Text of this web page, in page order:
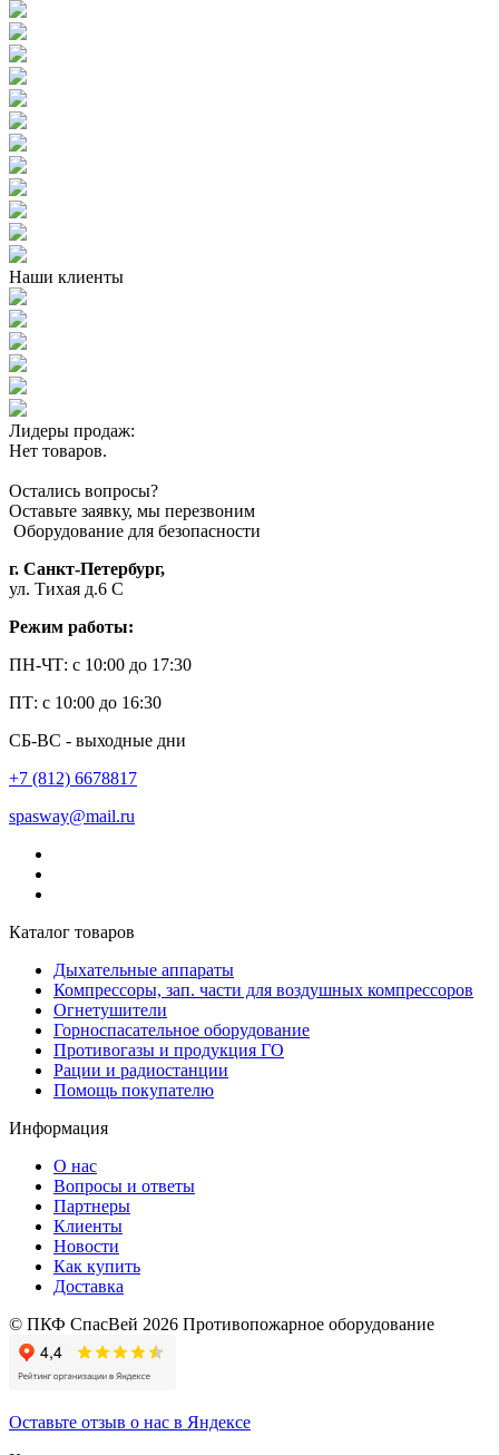
Наши клиенты
Лидеры продаж:
Нет товаров.
Остались вопросы?
Оставьте заявку, мы перезвоним
Оборудование для безопасности
г. Санкт-Петербург,
ул. Тихая д.6 С
Режим работы:
ПН-ЧТ: с 10:00 до 17:30
ПТ: с 10:00 до 16:30
СБ-ВС - выходные дни
+7 (812) 6678817
spasway@mail.ru
Каталог товаров
Дыхательные аппараты
Компрессоры, зап. части для воздушных компрессоров
Огнетушители
Горноспасательное оборудование
Противогазы и продукция ГО
Рации и радиостанции
Помощь покупателю
Информация
О нас
Вопросы и ответы
Партнеры
Клиенты
Новости
Как купить
Доставка
© ПКФ СпасВей 2026 Противопожарное оборудование
Оставьте отзыв о нас в Яндексе